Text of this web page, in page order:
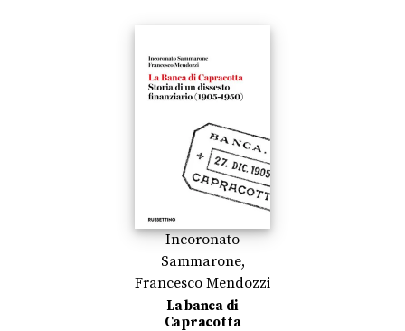
Incoronato
Sammarone,
Francesco Mendozzi
La banca di
Capracotta